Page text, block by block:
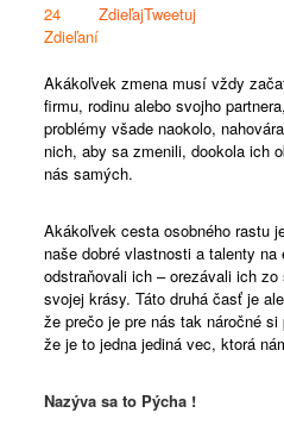
24
Zdieľaní
ZdieľajTweetuj
Akákoľvek zmena musí vždy
firmu, rodinu alebo svojho
problémy všade naokolo,
nich, aby sa zmenili, dookola ich
nás samých.
Akákoľvek cesta osobného rastu
naše dobré vlastnosti a talenty
odstraňovali ich – orezávali ich
svojej krásy. Táto druhá časť je
že prečo je pre nás tak náročné
že je to jedna jediná vec, ktorá
Nazýva sa to Pýcha !